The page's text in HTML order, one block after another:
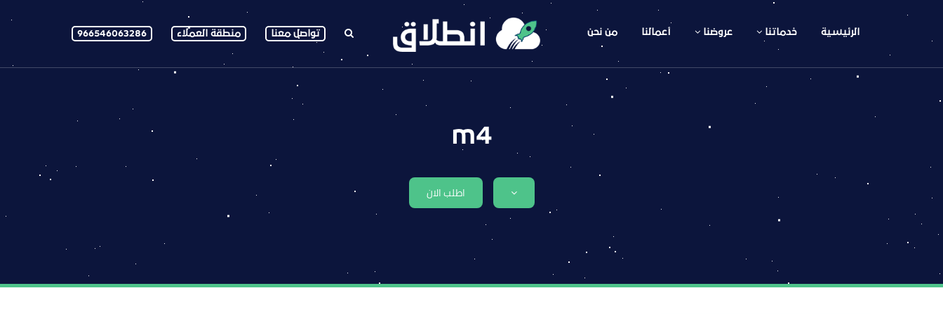
الرئيسية خدماتنا عروضنا أعمالنا من نحن تواصل معنا منطقة العملاء 966546063286
m4
اطلب الان